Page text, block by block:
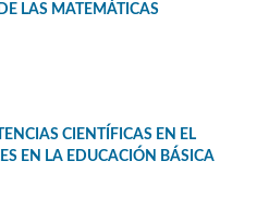
LAS MATEMÁTICAS
CIENTÍFICAS EN EL
EN LA EDUCACIÓN BÁSICA